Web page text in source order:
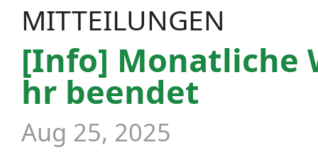
MITTEILUNGEN
[Info] Monatliche
hr beendet
Aug 25, 2025